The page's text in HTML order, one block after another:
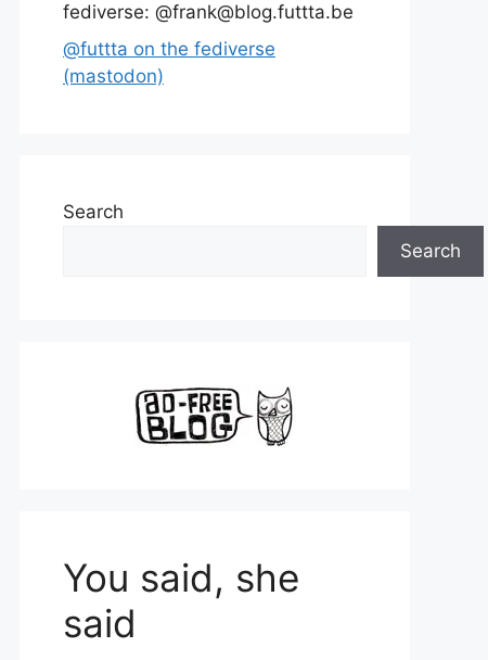
fediverse: @frank@blog.futtta.be
@futtta on the fediverse
(mastodon)
Search
Search
You said, she
said